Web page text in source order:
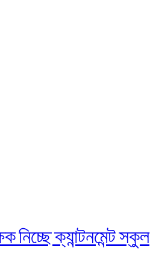
ক্যান্টনমেন্ট স্কুল